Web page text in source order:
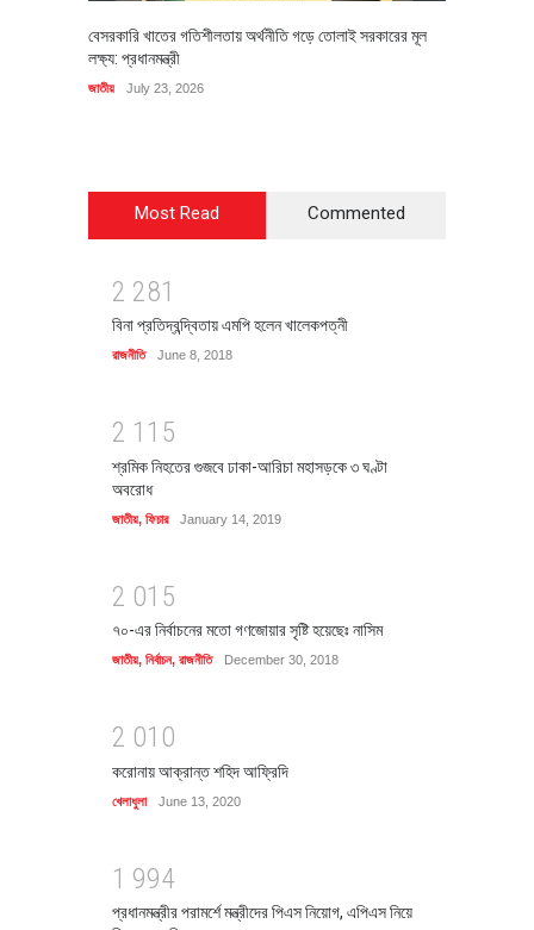
বেসরকারি খাতের গতিশীলতায় অর্থনীতি গড়ে তোলাই সরকারের মূল
লক্ষ্য: প্রধানমন্ত্রী
জাতীয় July 23, 2026
Most Read Commented
2 281
বিনা প্রতিদ্বন্দ্বিতায় এমপি হলেন খালেকপত্নী
রাজনীতি June 8, 2018
2 1 1 5
শ্রমিক নিহতের গুজবে ঢাকা-আরিচা মহাসড়কে ৩ ঘণ্টা
অবরোধ
জাতীয়, ফিচার January 14, 2019
2 01 5
৭০-এর নির্বাচনের মতো গণজোয়ার সৃষ্টি হয়েছেঃ নাসিম
জাতীয়, নির্বাচন, রাজনীতি December 30, 2018
2 01 0
করোনায় আক্রান্ত শহিদ আফ্রিদি
খেলাধুলা June 13, 2020
1 994
প্রধানমন্ত্রীর পরামর্শে মন্ত্রীদের পিএস নিয়োগ, এপিএস নিয়ে